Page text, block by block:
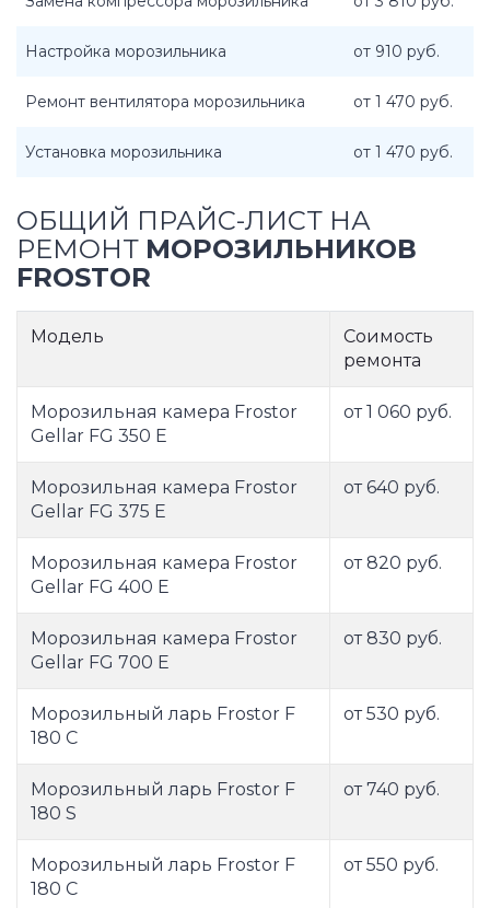
Настройка морозильника от 910 руб.
Ремонт вентилятора морозильника от 1 470 руб.
Установка морозильника от 1 470 руб.
ОБЩИЙ ПРАЙС-ЛИСТ НА
РЕМОНТ МОРОЗИЛЬНИКОВ
FROSTOR
Модель
Соимость
ремонта
Морозильная камера Frostor
Gellar FG 350 E
от 1 060 руб.
Морозильная камера Frostor
Gellar FG 375 E
от 640 руб.
Морозильная камера Frostor
Gellar FG 400 E
от 820 руб.
Морозильная камера Frostor
Gellar FG 700 E
от 830 руб.
Морозильный ларь Frostor F
180 C
от 530 руб.
Морозильный ларь Frostor F
180 S
от 740 руб.
Морозильный ларь Frostor F
180 С
от 550 руб.